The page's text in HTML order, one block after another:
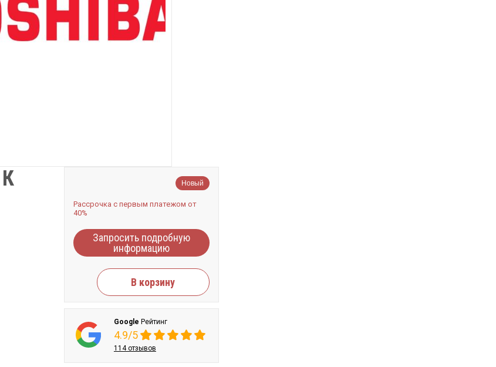
Новый
Рассрочка с первым платежом от
40%
Запросить подробную
информацию
В корзину
Google Рейтинг
4.9/5
114 отзывов